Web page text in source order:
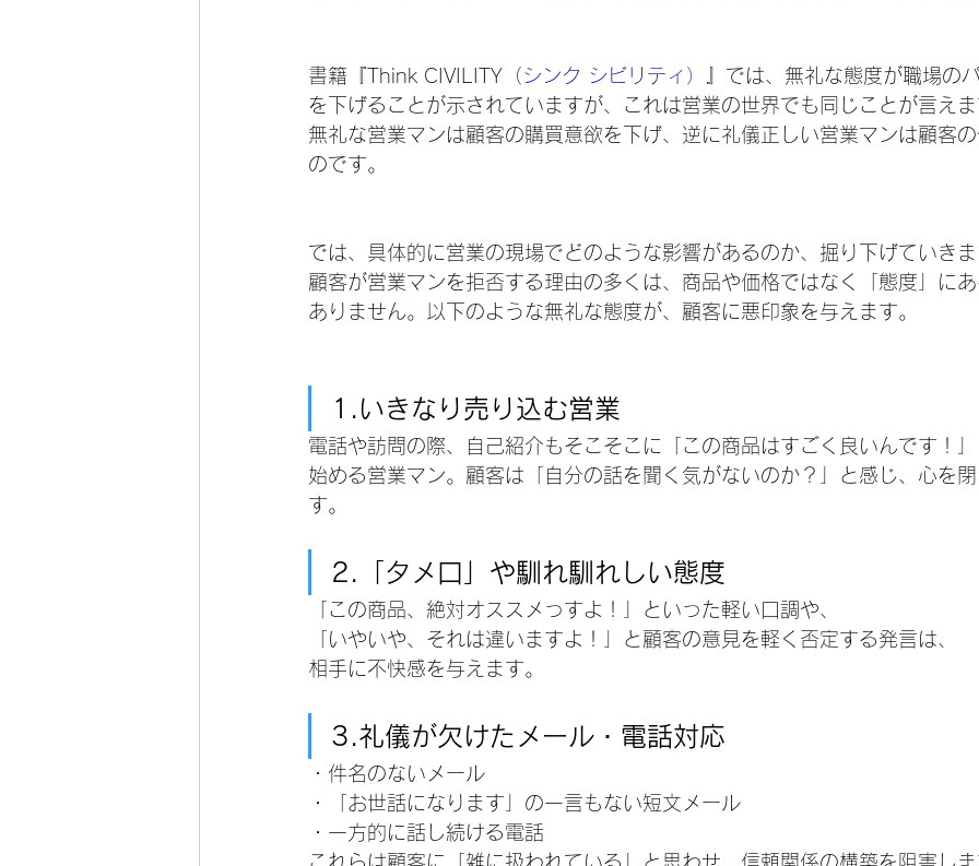
書籍『Think CIVILITY（ シンク シビリティ）
』では、無礼な態度が職場の
を下げることが示されていますが、これは営業の世界でも同じことが言え
無礼な営業マンは顧客の購買意欲を下げ、逆に礼儀正しい営業マンは顧客
のです。
では、具体的に営業の現場でどのような影響があるのか、掘り下げていき
顧客が営業マンを拒否する理由の多くは、商品や価格ではなく「態度」に
ありません。以下のような無礼な態度が、顧客に悪印象を与えます。
1.いきなり売り込む営業
電話や訪問の際、自己紹介もそこそこに「この商品はすごく良いんです！
始める営業マン。顧客は「自分の話を聞く気がないのか？」と感じ、心を
す。
2.「タメ口」や馴れ馴れしい態度
「この商品、絶対オススメっすよ！」といった軽い口調や、
「いやいや、それは違いますよ！」と顧客の意見を軽く否定する発言は、
相手に不快感を与えます。
3.礼儀が欠けたメール・電話対応
・件名のないメール
・「お世話になります」の一言もない短文メール
・一方的に話し続ける電話
これらは顧客に「雑に扱われている」と思わせ、信頼関係の構築を阻害し